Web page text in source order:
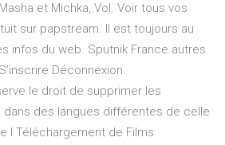
et Michka, Vol. Voir tous vos
sur papstream. Il est toujours au
infos du web. Sputnik France autres
Déconnexion.
le droit de supprimer les
des langues différentes de celle
l Téléchargement de Films